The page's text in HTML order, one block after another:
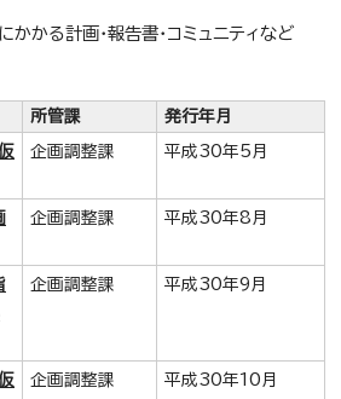
かかる計画・報告書・コミュニティなど
所管課 発行年月
企画調整課 平成30年5月
企画調整課 平成30年8月
企画調整課 平成30年9月
企画調整課 平成30年10月